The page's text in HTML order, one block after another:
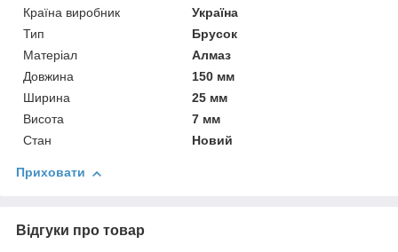
Країна виробник
Україна
Тип
Брусок
Матеріал
Алмаз
Довжина
150 мм
Ширина
25 мм
Висота
7 мм
Стан
Новий
Приховати
Відгуки про товар